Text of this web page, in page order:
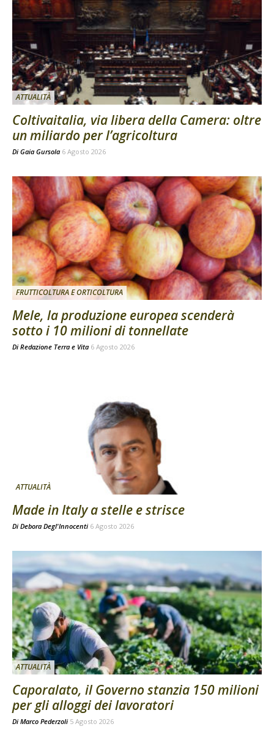
ATTUALITÀ
Coltivaitalia, via libera della Camera: oltre
un miliardo per l’agricoltura
Di Gaia Gursola 6 Agosto 2026
FRUTTICOLTURA E ORTICOLTURA
Mele, la produzione europea scenderà
sotto i 10 milioni di tonnellate
Di Redazione Terra e Vita 6 Agosto 2026
ATTUALITÀ
Made in Italy a stelle e strisce
Di Debora Degl'Innocenti 6 Agosto 2026
ATTUALITÀ
Caporalato, il Governo stanzia 150 milioni
per gli alloggi dei lavoratori
Di Marco Pederzoli 5 Agosto 2026